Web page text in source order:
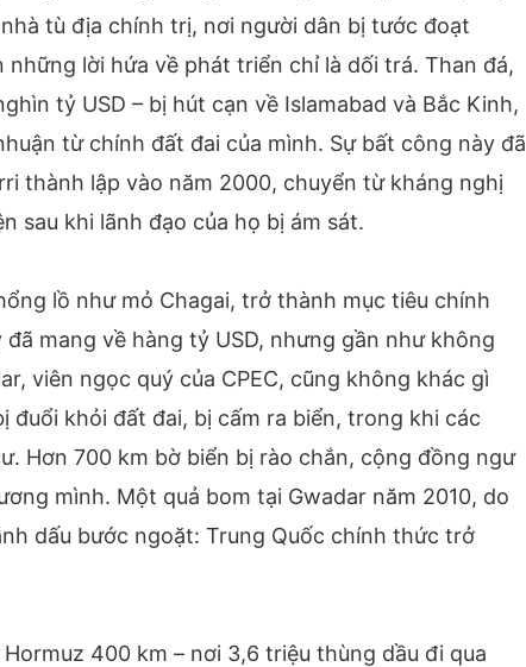
tù địa chính trị, nơi người dân bị tước đoạt
lời hứa về phát triển chỉ là dối trá. Than đá,
tỷ USD – bị hút cạn về Islamabad và Bắc Kinh,
từ chính đất đai của mình. Sự bất công này đã
thành lập vào năm 2000, chuyển từ kháng nghị
sau khi lãnh đạo của họ bị ám sát.
lồ như mỏ Chagai, trở thành mục tiêu chính
mang về hàng tỷ USD, nhưng gần như không
viên ngọc quý của CPEC, cũng không khác gì
khỏi đất đai, bị cấm ra biển, trong khi các
Hơn 700 km bờ biển bị rào chắn, cộng đồng ngư
mình. Một quả bom tại Gwadar năm 2010, do
dấu bước ngoặt: Trung Quốc chính thức trở
400 km – nơi 3,6 triệu thùng dầu đi qua